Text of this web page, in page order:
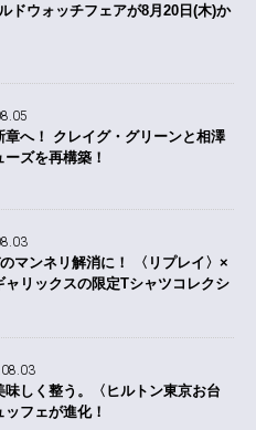
ドウォッチフェアが8月20日(木)か
章へ！ クレイグ・グリーンと相澤
ズを再構築！
マンネリ解消に！ 〈リプレイ〉×
ャリックスの限定Tシャツコレクシ
味しく整う。〈ヒルトン東京お台
フェが進化！